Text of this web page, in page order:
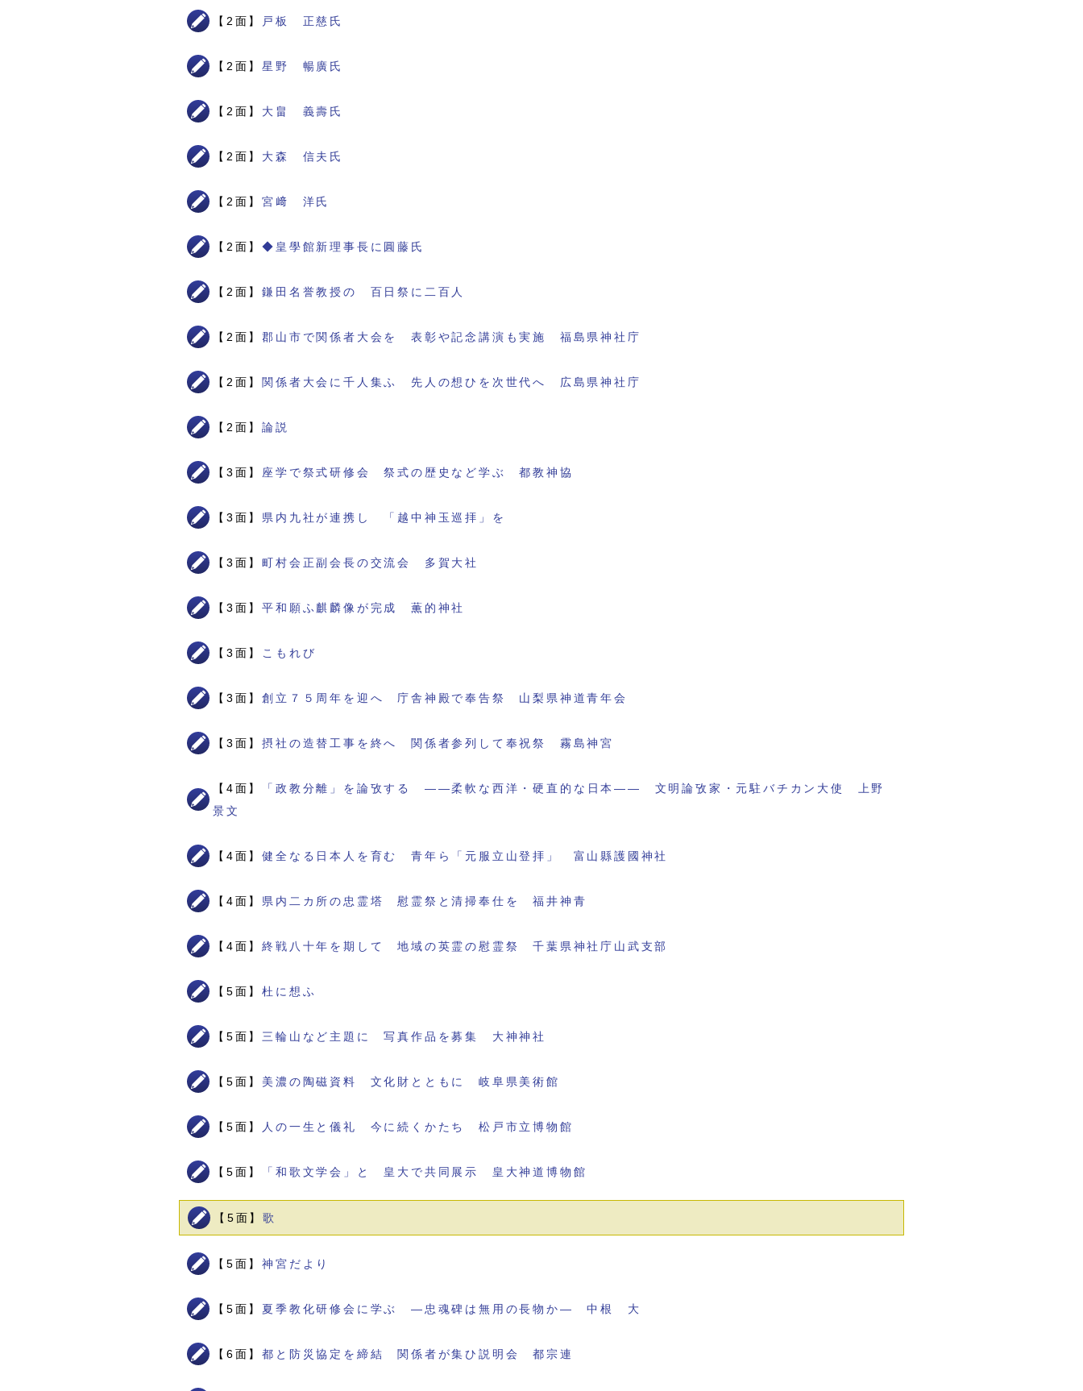
【2面】 戸板 正慈氏
【2面】星野 暢廣氏
【2面】 大畠 義壽氏
【2面】 大森 信夫氏
【2面】宮﨑 洋氏
【2面】◆皇學館新理事長に圓藤氏
【2面】鎌田名誉教授の 百日祭に二百人
【2面】郡山市で関係者大会を 表彰や記念講演も実施 福島県神社庁
【2面】 関係者大会に千人集ふ 先人の想ひを次世代へ 広島県神社庁
【2面】論説
【3面】 座学で祭式研修会 祭式の歴史など学ぶ 都教神協
【3面】 県内九社が連携し 「越中神玉巡拝」を
【3面】町村会正副会長の交流会 多賀大社
【3面】平和願ふ麒麟像が完成 薫的神社
【3面】 こもれび
【3面】創立７５周年を迎へ 庁舎神殿で奉告祭 山梨県神道青年会
【3面】摂社の造替工事を終へ 関係者参列して奉祝祭 霧島神宮
【4面】
「政教分離」を論攷する ――柔軟な西洋・硬直的な日本―― 文明論攷家・元駐バチカン大使 上野
景文
【4面】健全なる日本人を育む 青年ら「元服立山登拝」 富山縣護國神社
【4面】 県内二カ所の忠霊塔 慰霊祭と清掃奉仕を 福井神青
【4面】終戦八十年を期して 地域の英霊の慰霊祭 千葉県神社庁山武支部
【5面】杜に想ふ
【5面】 三輪山など主題に 写真作品を募集 大神神社
【5面】 美濃の陶磁資料 文化財とともに 岐阜県美術館
【5面】 人の一生と儀礼 今に続くかたち 松戸市立博物館
【5面】 「和歌文学会」と 皇大で共同展示 皇大神道博物館
【5面】歌
【5面】神宮だより
【5面】 夏季教化研修会に学ぶ ―忠魂碑は無用の長物か― 中根 大
【6面】都と防災協定を締結 関係者が集ひ説明会 都宗連